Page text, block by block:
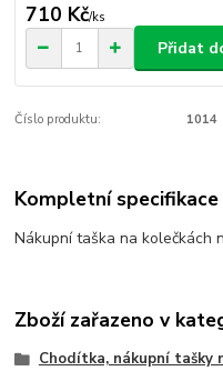
710 Kč/ks
Přidat
Číslo produktu: 1014
Kompletní specifikace
Nákupní taška na kolečkách
Zboží zařazeno v
Chodítka, nákupní tašky